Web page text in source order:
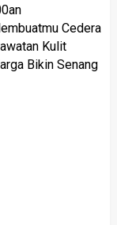
Cedera
Kulit
Bikin Senang